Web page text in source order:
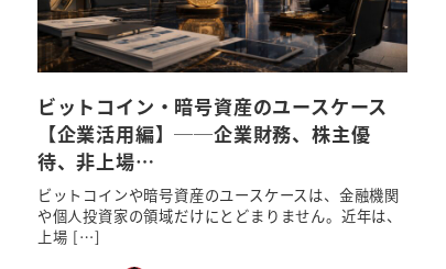
ビットコイン・暗号資産のユースケース
【企業活用編】──企業財務、株主優
待、非上場…
ビットコインや暗号資産のユースケースは、金融機関
や個人投資家の領域だけにとどまりません。近年は、
上場 […]